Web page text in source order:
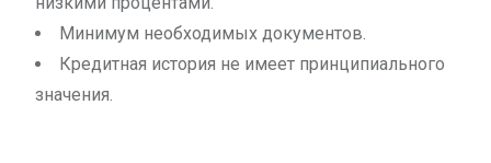
Минимум необходимых документов.
Кредитная история не имеет принципиального
значения.